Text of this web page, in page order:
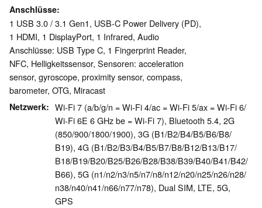
Anschlüsse
1 USB 3.0 / 3.1 Gen1, USB-C Power Delivery (PD),
1 HDMI, 1 DisplayPort, 1 Infrared, Audio
Anschlüsse: USB Type C, 1 Fingerprint Reader,
NFC, Helligkeitssensor, Sensoren: acceleration
sensor, gyroscope, proximity sensor, compass,
barometer, OTG, Miracast
Netzwerk
Wi-Fi 7 (a/b/g/n = Wi-Fi 4/ac = Wi-Fi 5/ax = Wi-Fi 6/
Wi-Fi 6E 6 GHz be = Wi-Fi 7), Bluetooth 5.4, 2G
(850/​900/​1800/​1900), 3G (B1/​B2/​B4/​B5/​B6/​B8/​
B19), 4G (B1/​B2/​B3/​B4/​B5/​B7/​B8/​B12/​B13/​B17/​
B18/​B19/​B20/​B25/​B26/​B28/​B38/​B39/​B40/​B41/​B42/​
B66), 5G (n1/​n2/​n3/​n5/​n7/​n8/​n12/​n20/​n25/​n26/​n28/​
n38/​n40/​n41/​n66/​n77/​n78), Dual SIM, LTE, 5G,
GPS